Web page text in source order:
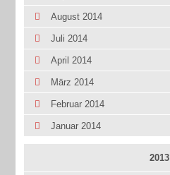
August 2014
Juli 2014
April 2014
März 2014
Februar 2014
Januar 2014
2013